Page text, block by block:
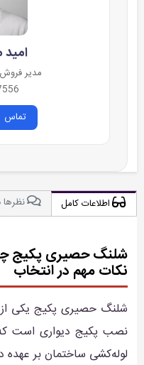
مدیر
229 0910
تماس
اطلاعات کامل نظرها
شلنگ حصیری پکیج
نکات مهم در انتخاب
شلنگ حصیری پکیج یکی
نصب پکیج دیواری است
لوله‌کشی ساختمان بر عهده